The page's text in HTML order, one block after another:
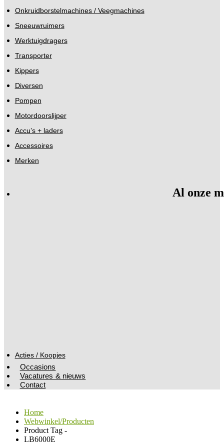
Onkruidborstelmachines / Veegmachines
Sneeuwruimers
Werktuigdragers
Transporter
Kippers
Diversen
Pompen
Motordoorslijper
Accu’s + laders
Accessoires
Merken
Al onze
Acties / Koopjes
Occasions
Vacatures & nieuws
Contact
Home
Webwinkel/Producten
Product Tag -
LB6000E